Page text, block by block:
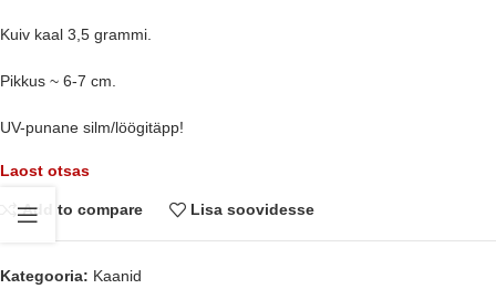
Kuiv kaal 3,5 grammi.
Pikkus ~ 6-7 cm.
UV-punane silm/löögitäpp!
Laost otsas
Add to compare Lisa soovidesse
Kategooria: Kaanid